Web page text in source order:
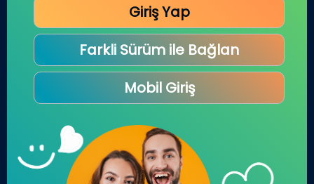
Giriş Yap
Farkli Sürüm ile Bağlan
Mobil Giriş